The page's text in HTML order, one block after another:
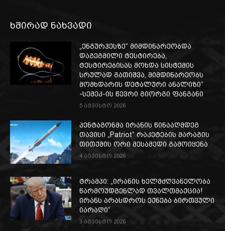
ხშირად ნახვადი
„ენგურჰესზე“ მიმდინარეობდა
დაგეგმილი ტესტირება,
ტესტირებისას მოხდა სისტემის
სრულად გათიშვა, მიმდინარეობს
მომხდარის დეტალური ანალიზი“
-სემეკ-ის წევრი გიორგი ფანგანი
5 აგვისტო 2026
პენტაგონმა ირანის წინააღმდეგ
თავისი „Patriot“ რაკეტების მარაგის
თითქმის ორი მესამედი გამოიყენა
4 აგვისტო 2026
ტრამპი: „ირანის ხელმძღვანელობა
წარმოუდგენლად თვალთმაქცია!
ირანს არასდროს ექნება ბირთვული
იარაღი“
3 აგვისტო 2026